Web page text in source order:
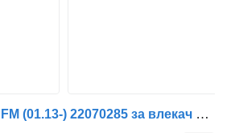
Амортисьор Volvo FM (01.13-) 22070285 за влекач Volvo FH, FM, FMX-4 series (2013-)